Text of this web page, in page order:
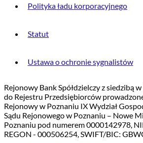
Polityka ładu korporacyjnego
Statut
Ustawa o ochronie sygnalistów
Rejonowy Bank Spółdzielczy z siedzibą
do Rejestru Przedsiębiorców
Rejonowy w Poznaniu IX Wydział
Sądu Rejonowego w Poznaniu – Nowe
Poznaniu pod numerem 0000142978,
REGON - 000506254, SWIFT/BIC: